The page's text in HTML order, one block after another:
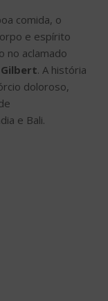
comida, o
e espírito
no aclamado
. A história
doloroso,
e Bali.